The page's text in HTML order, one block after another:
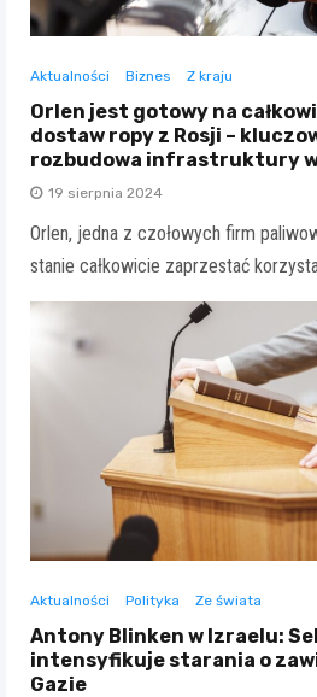
Aktualności Biznes Z kraju
Orlen jest gotowy na
dostaw ropy z Rosji –
rozbudowa infrastruktury
19 sierpnia 2024
Orlen, jedna z czołowych firm
stanie całkowicie zaprzestać
Aktualności Polityka Ze świata
Antony Blinken w Izraelu:
intensyfikuje starania o
Gazie